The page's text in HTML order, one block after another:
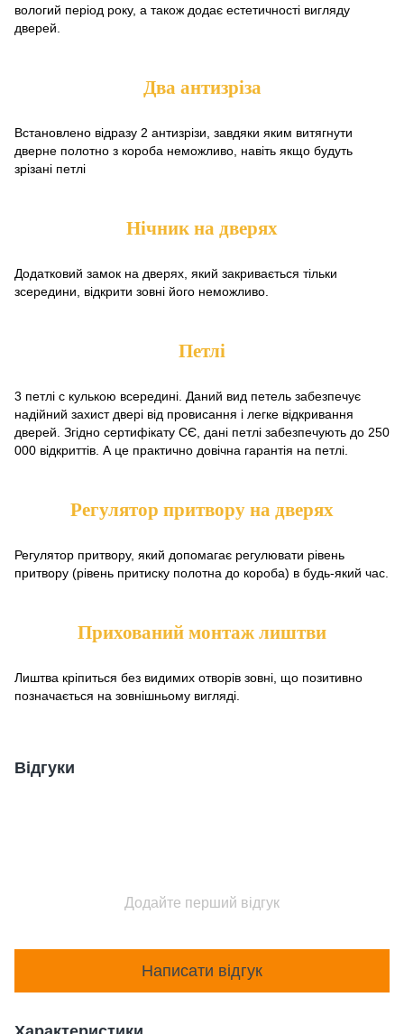
вологий період року, а також додає естетичності вигляду
дверей.
Два антизріза
Встановлено відразу 2 антизрізи, завдяки яким витягнути
дверне полотно з короба неможливо, навіть якщо будуть
зрізані петлі
Нічник на дверях
Додатковий замок на дверях, який закривається тільки
зсередини, відкрити зовні його неможливо.
Петлі
3 петлі c кулькою всередині. Даний вид петель забезпечує
надійний захист двері від провисання і легке відкривання
дверей. Згідно сертифікату СЄ, дані петлі забезпечують до 250
000 відкриттів. А це практично довічна гарантія на петлі.
Регулятор притвору на дверях
Регулятор притвору, який допомагає регулювати рівень
притвору (рівень притиску полотна до короба) в будь-який час.
Прихований монтаж лиштви
Лиштва кріпиться без видимих отворів зовні, що позитивно
позначається на зовнішньому вигляді.
Відгуки
Додайте перший відгук
Написати відгук